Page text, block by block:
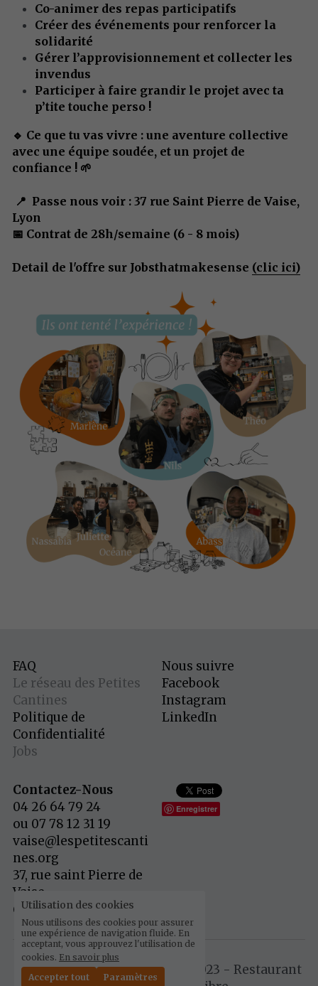
Co-animer des repas participatifs
Créer des événements pour renforcer la
solidarité
Gérer l’approvisionnement et collecter les
invendus
Participer à faire grandir le projet avec ta
p’tite touche perso !
🔹 Ce que tu vas vivre : une aventure collective
avec une équipe soudée, et un projet de
confiance ! 🌱
Lyon
📅 Contrat de 28h/semaine (6 - 8 mois)
Detail de l'offre sur Jobsthatmakesense (clic ici)
FAQ
Le réseau des Petites
Cantines
Politique de
Confidentialité
Jobs
Nous suivre
Facebook
Instagram
LinkedIn
Contactez-Nous
04 26 64 79 24
ou 07 78 12 31 19
vaise@lespetitescanti
nes.org
37, rue saint Pierre de
Vaise
69009 Lyon
Enregistrer
© Les petites Cantines Vaise 2023 - Restaurant
Utilisation des cookies
Nous utilisons des cookies pour assurer
une expérience de navigation fluide. En
acceptant, vous approuvez l'utilisation de
cookies. En savoir plus
Accepter tout
Paramètres